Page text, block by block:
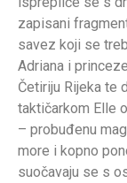
zapisani
savez koji se
Adriana i
Četiriju Rijeka te
taktičarkom Elle
– probuđenu
more i kopno
suočavaju se s